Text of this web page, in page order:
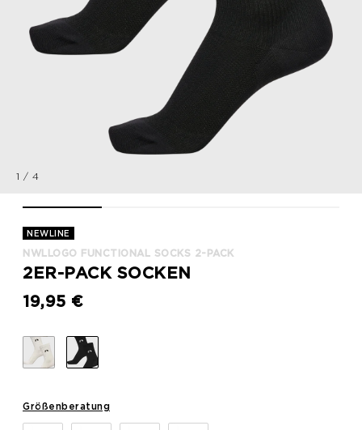
1 / 4
NEWLINE
NWLLOGO FUNCTIONAL SOCKS 2-PACK
2ER-PACK SOCKEN
19,95 €
Größenberatung